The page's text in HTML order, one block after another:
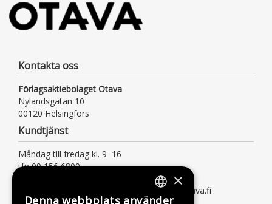
Kontakta oss
Förlagsaktiebolaget Otava
Nylandsgatan 10
00120 Helsingfors
Kundtjänst
Måndag till fredag kl. 9–16
tfn 09 156 6800
kundtjanst@otava.fi eller asiakaspalvelu@otava.fi
×
Denna webbplats använder